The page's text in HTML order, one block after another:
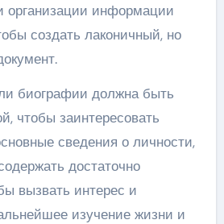
организации информации
создать лаконичный, но
биографии должна быть
чтобы заинтересовать
сведения о личности,
достаточно
вызвать интерес и
изучение жизни и